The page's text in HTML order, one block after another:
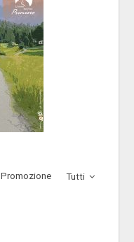
Tutti
­Promozione